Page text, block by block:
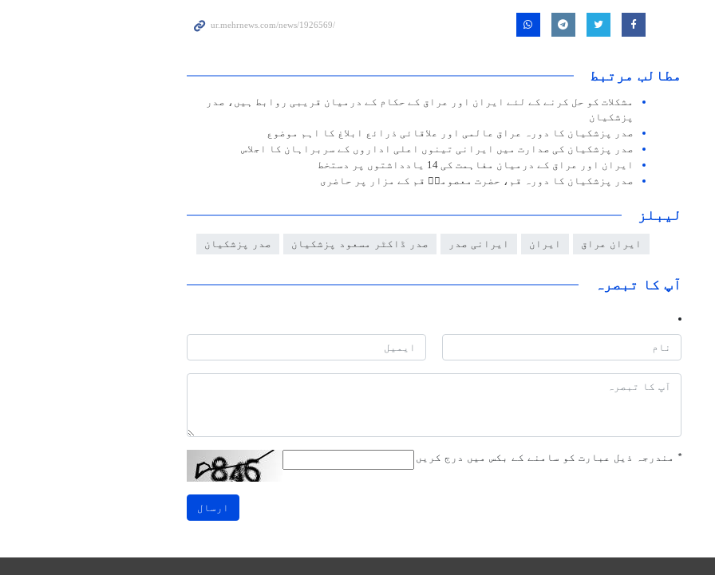
مطالب مرتبط
مشکلات کو حل کرنے کے لئے ایران اور عراق کے حکام کے درمیان قریبی روابط ہیں، صدر
پزشکیان
صدر پزشکیان کا دورہ عراق عالمی اور علاقائی ذرائع ابلاغ کا اہم موضوع
صدر پزشکیان کی صدارت میں ایرانی تینوں اعلی اداروں کے سربراہان کا اجلاس
ایران اور عراق کے درمیان مفاہمت کی 14 یادداشتوں پر دستخط
صدر پزشکیان کا دورہ قم، حضرت معصومہؑ قم کے مزار پر حاضری
لیبلز
ایران عراق ایران ایرانی صدر صدر ڈاکٹر مسعود پزشکیان صدر پزشکیان
آپ کا تبصرہ
* مندرجہ ذیل عبارت کو سامنے کے بکس میں درج کریں
ارسال